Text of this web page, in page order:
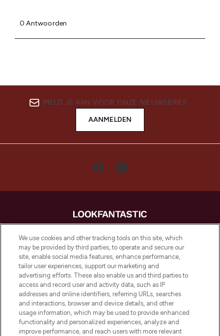
MELD JE AAN VOOR ONZE NIEUWSBRIEF
AANMELDEN
LOOKFANTASTIC is de ultieme online
beautybestemming van Europa, met de
beste huidverzorging, haarproducten en
make-up van meer dan 200 topmerken.
Shop online of via de app, met gratis
verzending vanaf €40.
Cookie-toestemming
Do Not Sell or Share My Personal
Information
We use cookies and other tracking tools on this site, which
may be provided by third parties, to operate and secure our
site, enable social media features, enhance performance,
tailor user experiences, support our marketing and
advertising efforts. These also enable us and third parties to
access and record user and activity data, such as IP
addresses and online identifiers, referring URLs, searches
and interactions, browser and device details, and other
usage information, which may be used to provide enhanced
functionality and personalized experiences, analyze and
improve performance, and reach users with more relevant